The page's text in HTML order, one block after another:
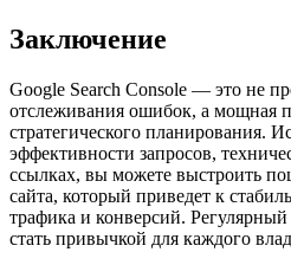
Заключение
Google Search Console — это не
отслеживания ошибок, а мощная
стратегического планирования.
эффективности запросов,
ссылках, вы можете выстроить
сайта, который приведет к
трафика и конверсий.
стать привычкой для каждого